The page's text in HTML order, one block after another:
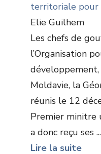
territoriale pour
Elie Guilhem
Les chefs de
l’Organisation
développement,
Moldavie, la
réunis le 12
Premier minitre
a donc reçu ses ...
Lire la suite